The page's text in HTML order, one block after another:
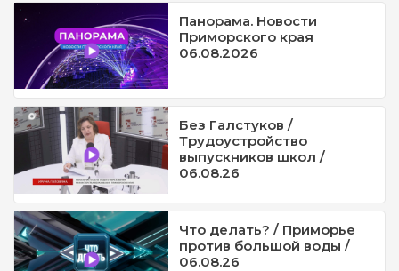
Панорама. Новости
Приморского края
06.08.2026
Без Галстуков /
Трудоустройство
выпускников школ /
06.08.26
Что делать? / Приморье
против большой воды /
06.08.26